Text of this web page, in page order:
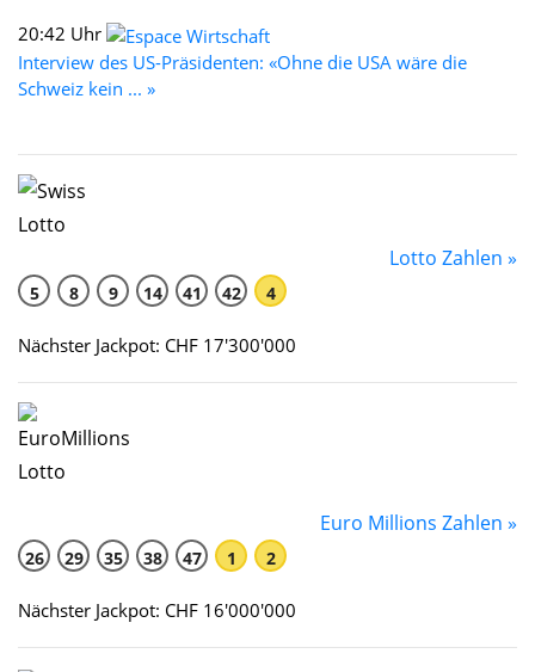
20:42 Uhr
Interview des US-Präsidenten: «Ohne die USA wäre die
Schweiz kein ... »
Lotto Zahlen »
5 8 9 14 41 42 4
Nächster Jackpot: CHF 17'300'000
Euro Millions Zahlen »
26 29 35 38 47 1 2
Nächster Jackpot: CHF 16'000'000